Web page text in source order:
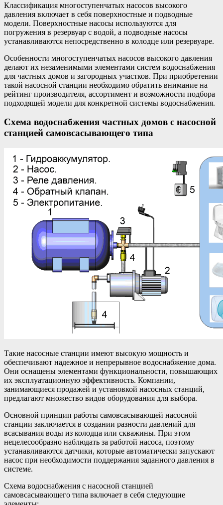
Классификация многоступенчатых насосов высокого
давления включает в себя поверхностные и подводные
модели. Поверхностные насосы используются для
погружения в резервуар с водой, а подводные насосы
устанавливаются непосредственно в колодце или резервуаре.
Особенности многоступенчатых насосов высокого давления
делают их незаменимыми элементами систем водоснабжения
для частных домов и загородных участков. При приобретении
такой насосной станции необходимо обратить внимание на
рейтинг производителя, ассортимент и возможности подбора
подходящей модели для конкретной системы водоснабжения.
Схема водоснабжения частных домов с насосной
станцией самовсасывающего типа
Такие насосные станции имеют высокую мощность и
обеспечивают надежное и непрерывное водоснабжение дома.
Они оснащены элементами функциональности, повышающих
их эксплуатационную эффективность. Компании,
занимающиеся продажей и установкой насосных станций,
предлагают множество видов оборудования для выбора.
Основной принцип работы самовсасывающей насосной
станции заключается в создании разности давлений для
всасывания воды из колодца или скважины. При этом
нецелесообразно наблюдать за работой насоса, поэтому
устанавливаются датчики, которые автоматически запускают
насос при необходимости поддержания заданного давления в
системе.
Схема водоснабжения с насосной станцией
самовсасывающего типа включает в себя следующие